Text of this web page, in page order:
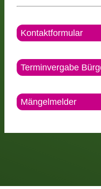
Kontaktformular
Terminvergabe
Mängelmelder